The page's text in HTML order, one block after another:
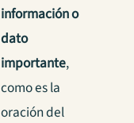
información o
dato
importante,
como es la
oración del